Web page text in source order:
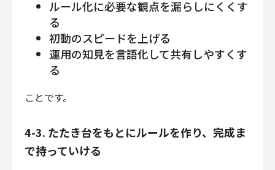
ルール化に必要な観点を漏らしにくくす
る
初動のスピードを上げる
運用の知見を言語化して共有しやすくす
る
ことです。
4-3. たたき台をもとにルールを作り、完成ま
で持っていける